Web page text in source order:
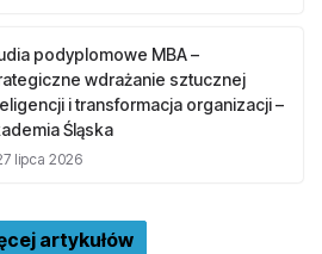
podyplomowe MBA –
wdrażanie sztucznej
i transformacja organizacji –
Śląska
lipca 2026
artykułów